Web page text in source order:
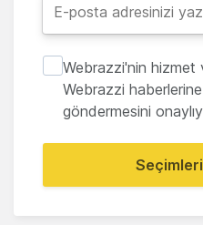
Webrazzi'nin hizmet
Webrazzi
göndermesini